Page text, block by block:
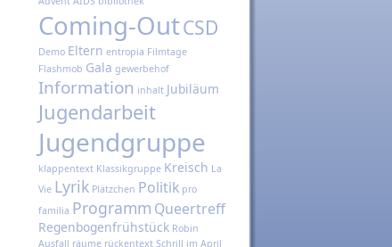
Coming-OutCSD
Demo Eltern entropia Filmtage
Flashmob Gala gewerbehof
Information inhalt Jubiläum
Jugendarbeit
Jugendgruppe
klappentext Klassikgruppe Kreisch La
Vie Lyrik Plätzchen Politik pro
familia Programm Queertreff
Regenbogenfrühstück Robin
Ausfall räume rückentext Schrill im April